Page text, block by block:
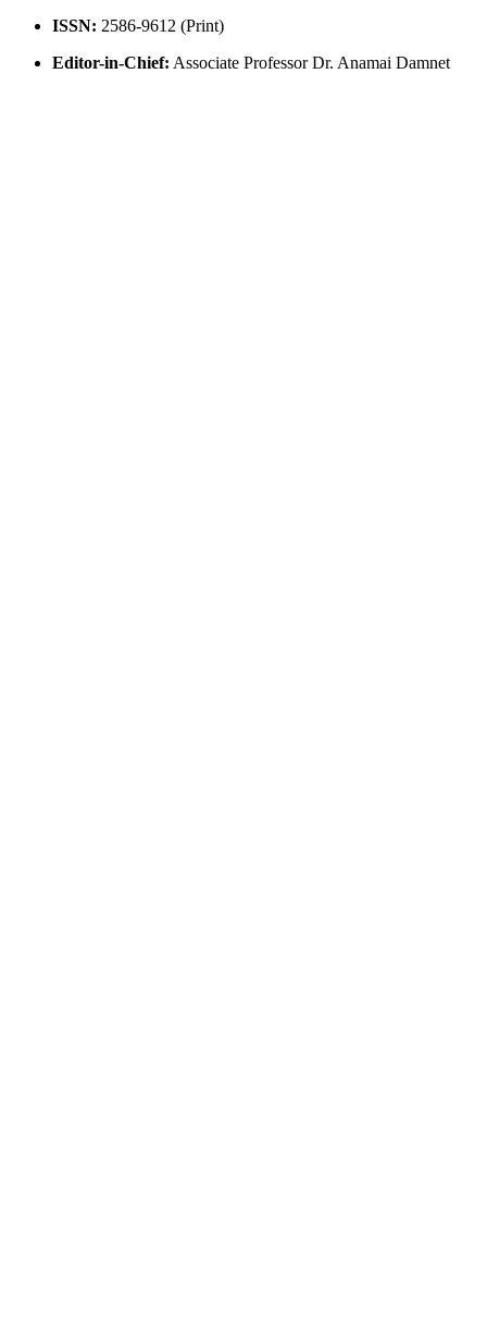
ISSN: 2586-9612 (Print)
Editor-in-Chief: Associate Professor Dr. Anamai Damnet